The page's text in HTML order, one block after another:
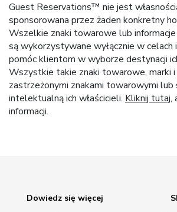
Guest Reservations™ nie jest
sponsorowana przez żaden konkretny
Wszelkie znaki towarowe lub
są wykorzystywane wyłącznie w celach
pomóc klientom w wyborze destynacji
Wszystkie takie znaki towarowe, marki
zastrzeżonymi znakami towarowymi lub
intelektualną ich właścicieli. Kliknij tutaj,
informacji.
Dowiedz się więcej